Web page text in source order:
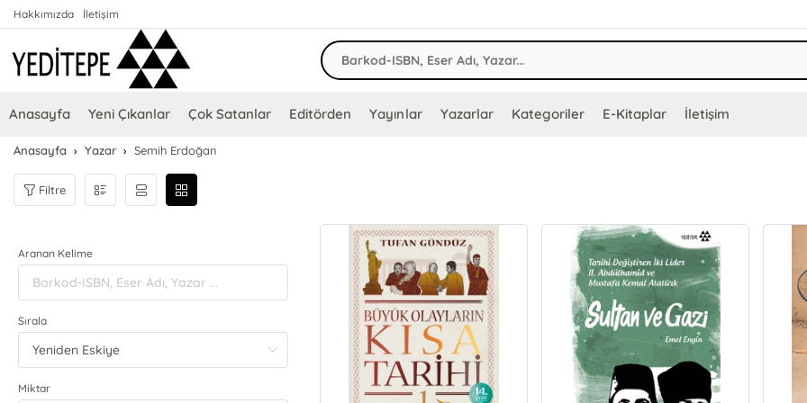
Hakkımızda İletişim
Anasayfa Yeni Çıkanlar Çok Satanlar Editörden Yayınlar Yazarlar Kategoriler E-Kitaplar İletişim
Anasayfa Yazar Semih Erdoğan
Filtre
Aranan Kelime
Sırala
Miktar